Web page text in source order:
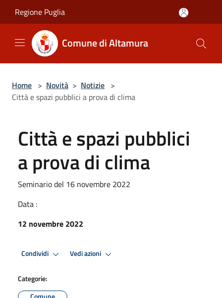
Regione Puglia
Comune di Altamura
Home > Novità > Notizie >
Città e spazi pubblici a prova di clima
Città e spazi pubblici
a prova di clima
Seminario del 16 novembre 2022
Data :
12 novembre 2022
Condividi Vedi azioni
Categorie: